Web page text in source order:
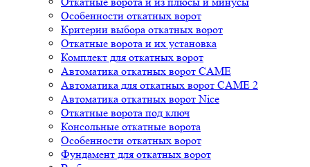
Особенности откатных ворот
Критерии выбора откатных ворот
Откатные ворота и их установка
Комплект для откатных ворот
Автоматика откатных ворот CAME
Автоматика для откатных ворот CAME 2
Автоматика откатных ворот Nice
Откатные ворота под ключ
Консольные откатные ворота
Особенности откатных ворот
Фундамент для откатных ворот